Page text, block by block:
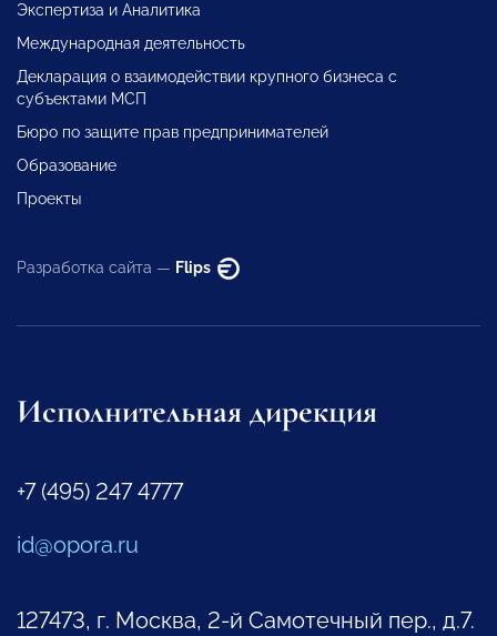
Экспертиза и Аналитика
Международная деятельность
Декларация о взаимодействии крупного бизнеса с
субъектами МСП
Бюро по защите прав предпринимателей
Образование
Проекты
Разработка сайта — Flips
Исполнительная дирекция
+7 (495) 247 4777
id@opora.ru
127473, г. Москва, 2-й Самотечный пер., д.7.